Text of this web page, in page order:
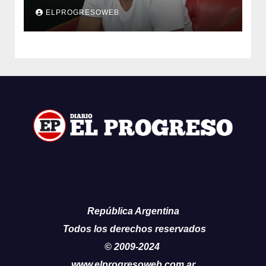
cáncer
ELPROGRESOWEB
República Argentina
Todos los derechos reservados
© 2009-2024